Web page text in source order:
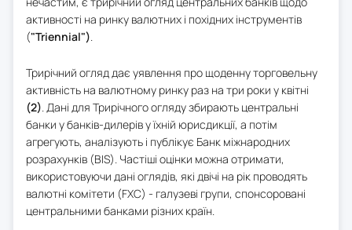
активності на ринку валютних і похідних інструментів
("Triennial").
Трирічний огляд дає уявлення про щоденну торговельну
активність на валютному ринку раз на три роки у квітні
(2). Дані для Трирічного огляду збирають центральні
банки у банків-дилерів у їхній юрисдикції, а потім
агрегують, аналізують і публікує Банк міжнародних
розрахунків (BIS). Частіші оцінки можна отримати,
використовуючи дані оглядів, які двічі на рік проводять
валютні комітети (FXC) - галузеві групи, спонсоровані
центральними банками різних країн.